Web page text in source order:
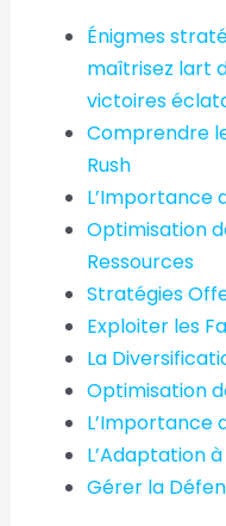
Énigmes
maîtrisez lart
victoires
Comprendre
Rush
L’Importance
Optimisation
Ressources
Stratégies
Exploiter les
La
Optimisation
L’Importance
L’Adaptation
Gérer la